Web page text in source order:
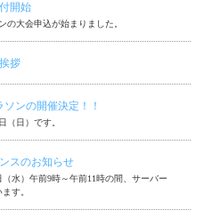
開始
の大会申込が始まりました。
拶
ンの開催決定！！
（日）です。
スのお知らせ
水）午前9時～午前11時の間、サーバー
す。